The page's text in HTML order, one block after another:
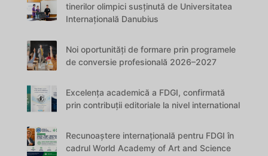
tinerilor olimpici susținută de Universitatea
Internațională Danubius
Noi oportunități de formare prin programele
de conversie profesională 2026–2027
Excelența academică a FDGI, confirmată
prin contribuții editoriale la nivel international
Recunoaștere internațională pentru FDGI în
cadrul World Academy of Art and Science